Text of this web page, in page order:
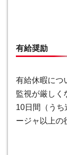
有給奨励
有給休暇につ
監視が厳しく
10日間（う
ージャ以上の